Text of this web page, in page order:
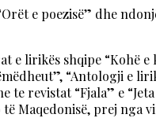
e poezisë” dhe
e lirikës shqipe “Kohë
“Antologji e
revistat “Fjala” e
Maqedonisë, prej nga